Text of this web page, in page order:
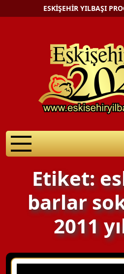
ESKIŞEHIR YILBAŞI
Etiket:
barlar
2011